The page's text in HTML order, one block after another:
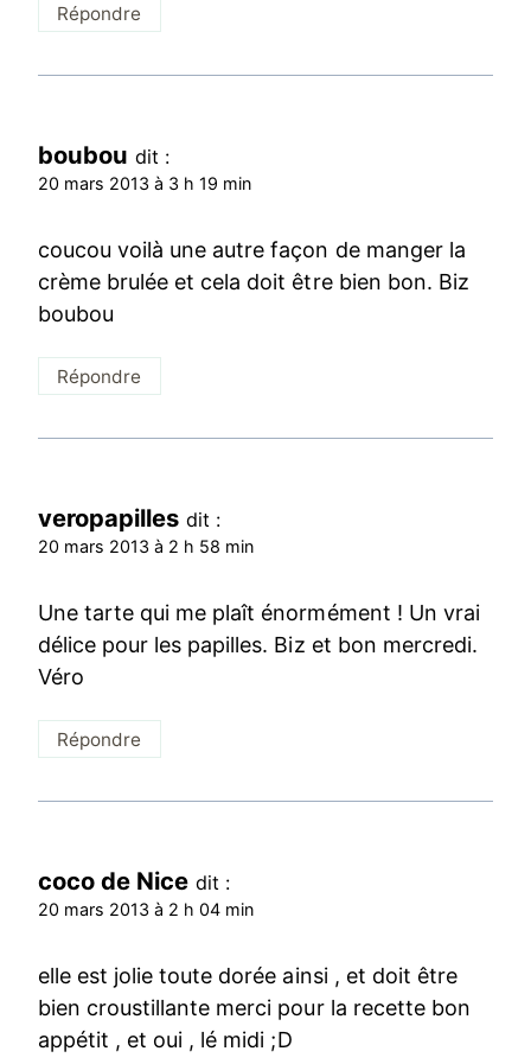
Répondre
boubou dit :
20 mars 2013 à 3 h 19 min
coucou voilà une autre façon de manger la
crème brulée et cela doit être bien bon. Biz
boubou
Répondre
veropapilles dit :
20 mars 2013 à 2 h 58 min
Une tarte qui me plaît énormément ! Un vrai
délice pour les papilles. Biz et bon mercredi.
Véro
Répondre
coco de Nice dit :
20 mars 2013 à 2 h 04 min
elle est jolie toute dorée ainsi , et doit être
bien croustillante merci pour la recette bon
appétit , et oui , lé midi ;D